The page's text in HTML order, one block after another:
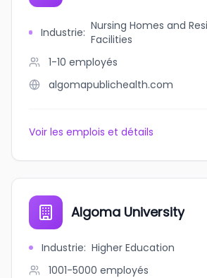
Industrie: Nursing Homes and
Facilities
1-10 employés
algomapublichealth.com
Voir les emplois et détails
Algoma University
Industrie: Higher Education
1001-5000 employés